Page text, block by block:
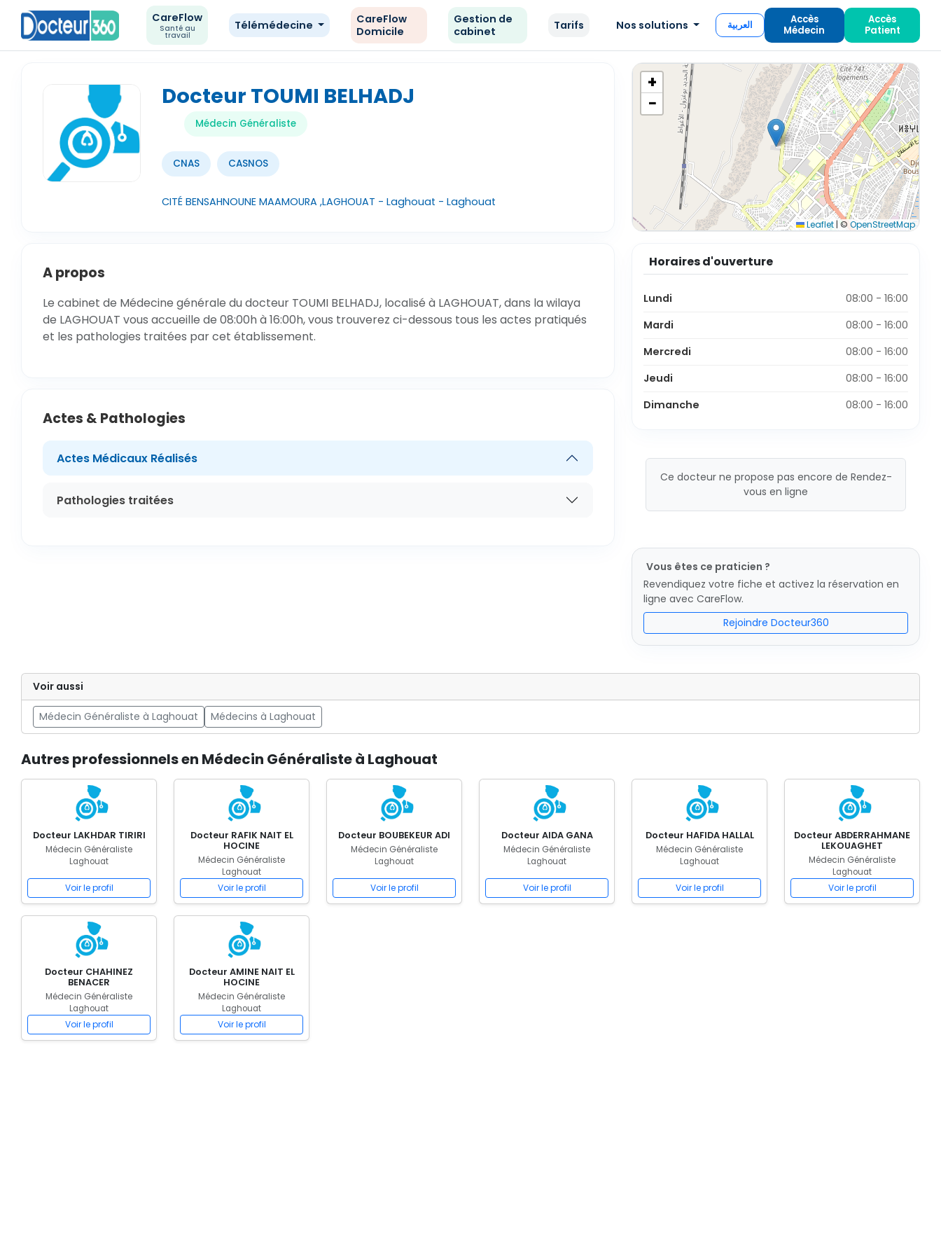
CareFlow
Santé au
travail
Télémédecine
CareFlow
Domicile
Gestion de
cabinet
Tarifs Nos solutions العربية
Accès
Médecin
Accès
Patient
Docteur TOUMI BELHADJ
Médecin Généraliste
CNAS CASNOS
CITÉ BENSAHNOUNE MAAMOURA ,LAGHOUAT - Laghouat - Laghouat
+
−
Leaflet | © OpenStreetMap
A propos
Le cabinet de Médecine générale du docteur TOUMI BELHADJ, localisé à LAGHOUAT, dans la wilaya
de LAGHOUAT vous accueille de 08:00h à 16:00h, vous trouverez ci-dessous tous les actes pratiqués
et les pathologies traitées par cet établissement.
Actes & Pathologies
Actes Médicaux Réalisés
Pathologies traitées
Horaires d'ouverture
Lundi
08:00 - 16:00
Mardi
08:00 - 16:00
Mercredi
08:00 - 16:00
Jeudi
08:00 - 16:00
Dimanche
08:00 - 16:00
Ce docteur ne propose pas encore de Rendez-
vous en ligne
Vous êtes ce praticien ?
Revendiquez votre fiche et activez la réservation en
ligne avec CareFlow.
Rejoindre Docteur360
Voir aussi
Médecin Généraliste à Laghouat Médecins à Laghouat
Autres professionnels en Médecin Généraliste à Laghouat
Docteur LAKHDAR TIRIRI
Médecin Généraliste
Laghouat
Voir le profil
Docteur RAFIK NAIT EL
HOCINE
Médecin Généraliste
Laghouat
Voir le profil
Docteur BOUBEKEUR ADI
Médecin Généraliste
Laghouat
Voir le profil
Docteur AIDA GANA
Médecin Généraliste
Laghouat
Voir le profil
Docteur HAFIDA HALLAL
Médecin Généraliste
Laghouat
Voir le profil
Docteur ABDERRAHMANE
LEKOUAGHET
Médecin Généraliste
Laghouat
Voir le profil
Docteur CHAHINEZ
BENACER
Médecin Généraliste
Laghouat
Voir le profil
Docteur AMINE NAIT EL
HOCINE
Médecin Généraliste
Laghouat
Voir le profil